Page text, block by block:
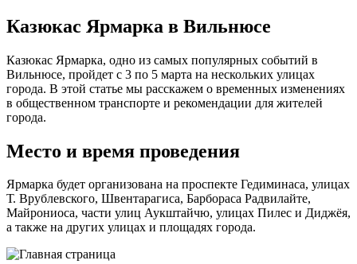
Казюкас Ярмарка в Вильнюсе
Казюкас Ярмарка, одно из самых популярных событий в
Вильнюсе, пройдет с 3 по 5 марта на нескольких улицах
города. В этой статье мы расскажем о временных изменениях
в общественном транспорте и рекомендации для жителей
города.
Место и время проведения
Ярмарка будет организована на проспекте Гедиминаса, улицах
Т. Врублевского, Швентарагиса, Барбораса Радвилайте,
Майрониоса, части улиц Аукштайчю, улицах Пилес и Диджёя,
а также на других улицах и площадях города.